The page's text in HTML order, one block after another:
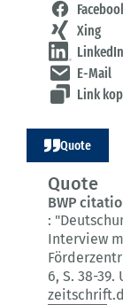
Xing
LinkedIn
E-Mail
Link
Quote
Quote
BWP
:
Interview
6, S. 38-39.